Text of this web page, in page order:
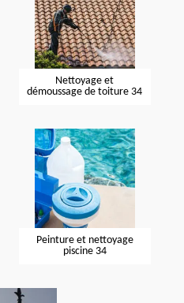
Nettoyage et
démoussage de toiture 34
Peinture et nettoyage
piscine 34